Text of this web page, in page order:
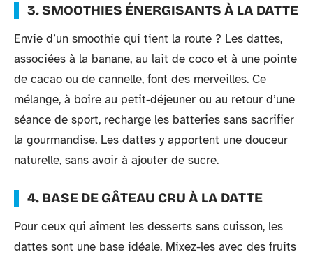
3. SMOOTHIES ÉNERGISANTS À LA DATTE
Envie d’un smoothie qui tient la route ? Les dattes,
associées à la banane, au lait de coco et à une pointe
de cacao ou de cannelle, font des merveilles. Ce
mélange, à boire au petit-déjeuner ou au retour d’une
séance de sport, recharge les batteries sans sacrifier
la gourmandise. Les dattes y apportent une douceur
naturelle, sans avoir à ajouter de sucre.
4. BASE DE GÂTEAU CRU À LA DATTE
Pour ceux qui aiment les desserts sans cuisson, les
dattes sont une base idéale. Mixez-les avec des fruits